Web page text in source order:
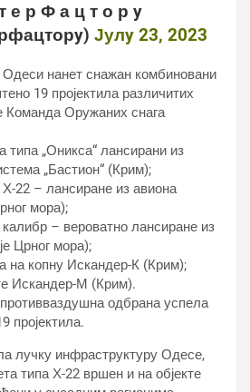
е р Ф а ц т о р y
Јулy 23, 2023
нанет снажан комбиновани
19 пројектила различитих
Команда Оружаних снага
типа „Оникса“ лансирани из
„Бастион“ (Крим);
Х-22 – лансиране из авиона
мора);
калибр – вероватно лансиране из
Црног мора);
на копну Искандер-К (Крим);
Искандер-М (Крим).
одбрана успела
пројектила.
лучку инфраструктуру Одесе,
типа Х-22 вршен и на објекте